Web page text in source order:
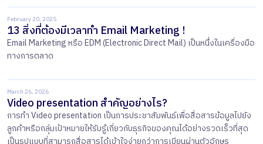
February 20, 2025
13 สิ่งที่ต้องมีเวลาทำ Email Marketing !
Email Marketing หรือ EDM (Electronic Direct Mail) เป็นหนึ่งในเครื่องมือ
ทางการตลาด
March 26, 2026
Video presentation สำคัญอย่างไร?
การทำ Video presentation เป็นการประชาสัมพันธ์เพื่อสื่อสารข้อมูลไปยัง
ลูกค้าหรือกลุ่มเป้าหมายให้รับรู้เกี่ยวกับธุรกิจของคุณได้อย่างรวดเร็วที่สุด